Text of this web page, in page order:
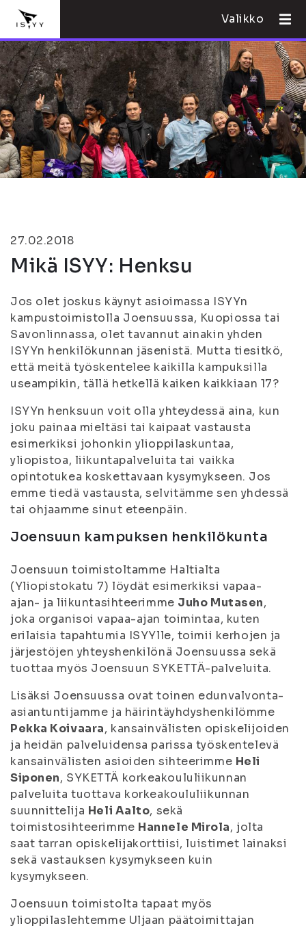
Valikko
27.02.2018
Mikä ISYY: Henksu
Jos olet joskus käynyt asioimassa ISYYn
kampustoimistolla Joensuussa, Kuopiossa tai
Savonlinnassa, olet tavannut ainakin yhden
ISYYn henkilökunnan jäsenistä. Mutta tiesitkö,
että meitä työskentelee kaikilla kampuksilla
useampikin, tällä hetkellä kaiken kaikkiaan 17?
ISYYn henksuun voit olla yhteydessä aina, kun
joku painaa mieltäsi tai kaipaat vastausta
esimerkiksi johonkin ylioppilaskuntaa,
yliopistoa, liikuntapalveluita tai vaikka
opintotukea koskettavaan kysymykseen. Jos
emme tiedä vastausta, selvitämme sen yhdessä
tai ohjaamme sinut eteenpäin.
Joensuun kampuksen henkilökunta
Joensuun toimistoltamme Haltialta
(Yliopistokatu 7) löydät esimerkiksi vapaa-
ajan- ja liikuntasihteerimme Juho Mutasen,
joka organisoi vapaa-ajan toimintaa, kuten
erilaisia tapahtumia ISYYlle, toimii kerhojen ja
järjestöjen yhteyshenkilönä Joensuussa sekä
tuottaa myös Joensuun SYKETTÄ-palveluita.
Lisäksi Joensuussa ovat toinen edunvalvonta-
asiantuntijamme ja häirintäyhdyshenkilömme
Pekka Koivaara, kansainvälisten opiskelijoiden
ja heidän palveluidensa parissa työskentelevä
kansainvälisten asioiden sihteerimme Heli
Siponen, SYKETTÄ korkeakoululiikunnan
palveluita tuottava korkeakoululiikunnan
suunnittelija Heli Aalto, sekä
toimistosihteerimme Hannele Mirola, jolta
saat tarran opiskelijakorttiisi, luistimet lainaksi
sekä vastauksen kysymykseen kuin
kysymykseen.
Joensuun toimistolta tapaat myös
ylioppilaslehtemme Uljaan päätoimittajan